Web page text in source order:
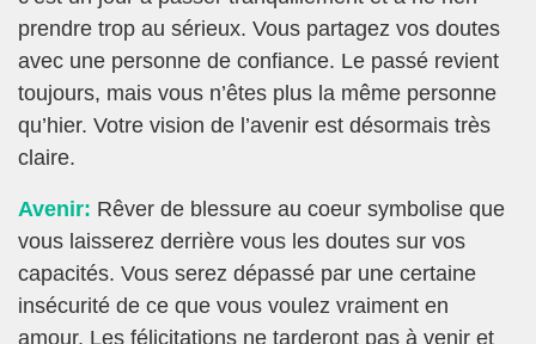
prendre trop au sérieux. Vous partagez vos doutes
avec une personne de confiance. Le passé revient
toujours, mais vous n’êtes plus la même personne
qu’hier. Votre vision de l’avenir est désormais très
claire.
Avenir: Rêver de blessure au coeur symbolise que
vous laisserez derrière vous les doutes sur vos
capacités. Vous serez dépassé par une certaine
insécurité de ce que vous voulez vraiment en
amour. Les félicitations ne tarderont pas à venir et